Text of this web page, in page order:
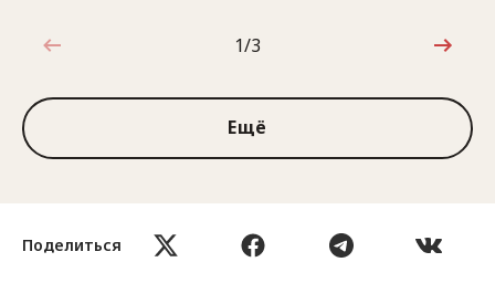
Поделиться
1 из 3
1/3
Ещё